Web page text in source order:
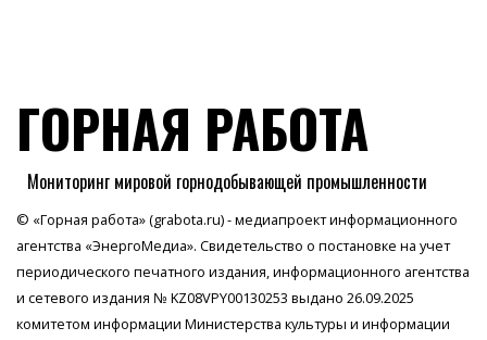
ГОРНАЯ РАБОТА
Мониторинг мировой горнодобывающей промышленности
© «Горная работа» (grabota.ru) - медиапроект информационного
агентства «ЭнергоМедиа». Свидетельство о постановке на учет
периодического печатного издания, информационного агентства
и сетевого издания № KZ08VPY00130253 выдано 26.09.2025
комитетом информации Министерства культуры и информации